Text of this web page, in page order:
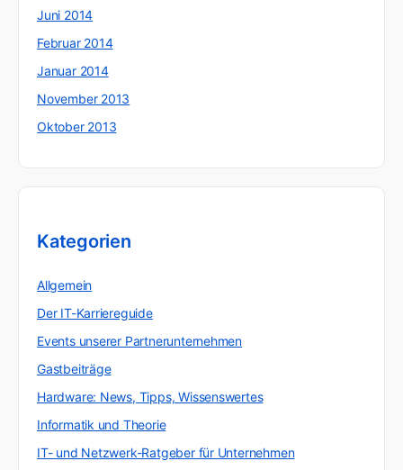
Juni 2014
Februar 2014
Januar 2014
November 2013
Oktober 2013
Kategorien
Allgemein
Der IT-Karriereguide
Events unserer Partnerunternehmen
Gastbeiträge
Hardware: News, Tipps, Wissenswertes
Informatik und Theorie
IT- und Netzwerk-Ratgeber für Unternehmen